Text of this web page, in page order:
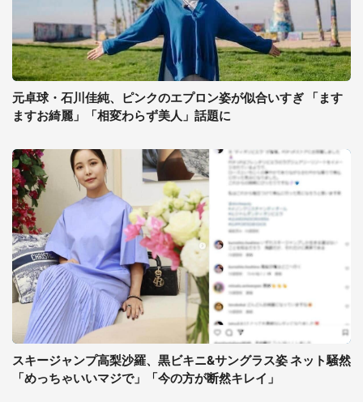
元卓球・石川佳純、ピンクのエプロン姿が似合いすぎ 「ます
ますお綺麗」「相変わらず美人」話題に
スキージャンプ高梨沙羅、黒ビキニ&サングラス姿 ネット騒然
「めっちゃいいマジで」「今の方が断然キレイ」